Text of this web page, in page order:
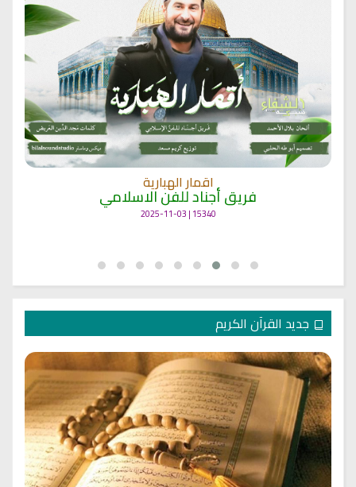
اقمار الهبارية
فريق أجناد للفن الاسلامي
15340 | 2025-11-03
جديد القرآن الكريم